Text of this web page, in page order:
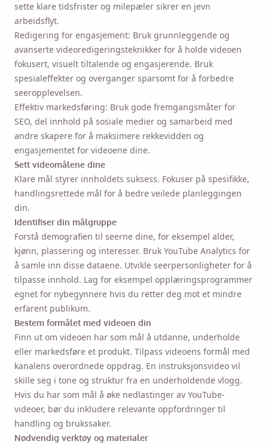
sette klare tidsfrister og milepæler sikrer en jevn
arbeidsflyt.
Redigering for engasjement: Bruk grunnleggende og
avanserte videoredigeringsteknikker for å holde videoen
fokusert, visuelt tiltalende og engasjerende. Bruk
spesialeffekter og overganger sparsomt for å forbedre
seeropplevelsen.
Effektiv markedsføring: Bruk gode fremgangsmåter for
SEO, del innhold på sosiale medier og samarbeid med
andre skapere for å maksimere rekkevidden og
engasjementet for videoene dine.
Sett videomålene dine
Klare mål styrer innholdets suksess. Fokuser på spesifikke,
handlingsrettede mål for å bedre veilede planleggingen
din.
Identifiser din målgruppe
Forstå demografien til seerne dine, for eksempel alder,
kjønn, plassering og interesser. Bruk YouTube Analytics for
å samle inn disse dataene. Utvikle seerpersonligheter for å
tilpasse innhold. Lag for eksempel opplæringsprogrammer
egnet for nybegynnere hvis du retter deg mot et mindre
erfarent publikum.
Bestem formålet med videoen din
Finn ut om videoen har som mål å utdanne, underholde
eller markedsføre et produkt. Tilpass videoens formål med
kanalens overordnede oppdrag. En instruksjonsvideo vil
skille seg i tone og struktur fra en underholdende vlogg.
Hvis du har som mål å øke nedlastinger av YouTube-
videoer, bør du inkludere relevante oppfordringer til
handling og brukssaker.
Nødvendig verktøy og materialer